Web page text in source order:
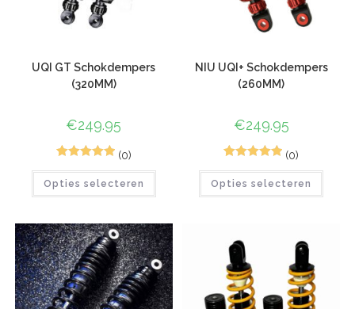
UQI GT Schokdempers
(320MM)
€249.95
5.00 op 5
waarderinge
n
(0)
Opties selecteren
NIU UQI+ Schokdempers
(260MM)
€249.95
5.00op 5
(0)
Opties selecteren